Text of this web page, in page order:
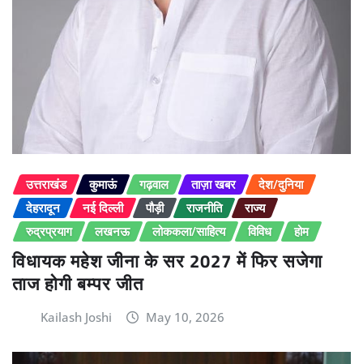
उत्तराखंड कुमाऊं गढ़वाल ताज़ा खबर
देश/दुनिया
देहरादून
नई दिल्ली पौड़ी राजनीति
राज्य
रुद्रप्रयाग
लखनऊ लोककला/साहित्य विविध होम
विधायक महेश जीना के सर 2027 में फिर सजेगा
ताज होगी बम्पर जीत
Kailash Joshi May 10, 2026